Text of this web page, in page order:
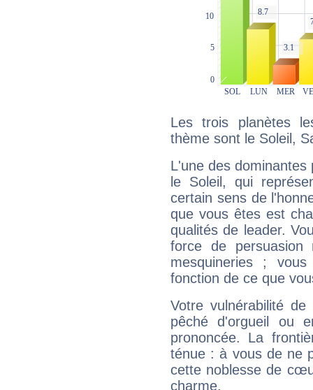
Les trois planètes
thème sont le Soleil,
L'une des
le Soleil, qui
certain sens de
que vous êtes est
qualités de leader.
force de
mesquineries ;
fonction de ce que
Votre vulnérabilité
pêché d'orgueil ou
prononcée. La
ténue : à vous de ne
cette noblesse de
charme.